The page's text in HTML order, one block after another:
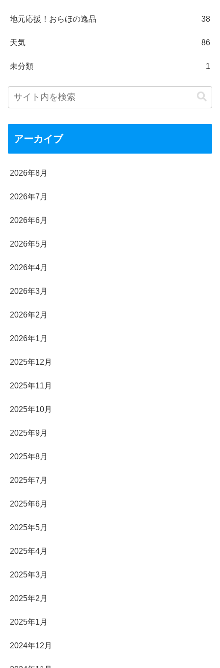
地元応援！おらほの逸品 38
天気 86
未分類 1
アーカイブ
2026年8月
2026年7月
2026年6月
2026年5月
2026年4月
2026年3月
2026年2月
2026年1月
2025年12月
2025年11月
2025年10月
2025年9月
2025年8月
2025年7月
2025年6月
2025年5月
2025年4月
2025年3月
2025年2月
2025年1月
2024年12月